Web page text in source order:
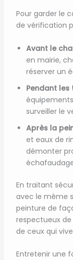
Pour garder le
de vérification
Avant le
en mairie,
réserver un
Pendant les
surveiller le
Après la
et eaux de
démonter
En traitant
avec le même
peinture de
respectueux
de ceux qui
Entretenir une